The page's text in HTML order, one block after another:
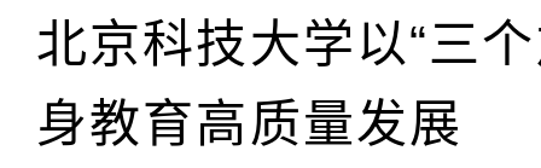
北京科技大学以“三
身教育高质量发展